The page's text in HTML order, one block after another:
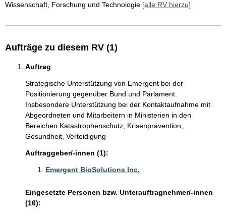
Wissenschaft, Forschung und Technologie [alle RV hierzu]
Aufträge zu diesem RV (1)
Auftrag
Strategische Unterstützung von Emergent bei der
Positionierung gegenüber Bund und Parlament.
Insbesondere Unterstützung bei der Kontaktaufnahme mit
Abgeordneten und Mitarbeitern in Ministerien in den
Bereichen Katastrophenschutz, Krisenprävention,
Gesundheit, Verteidigung
Auftraggeber/-innen (1):
Emergent BioSolutions Inc.
Eingesetzte Personen bzw. Unterauftragnehmer/-innen
(16):